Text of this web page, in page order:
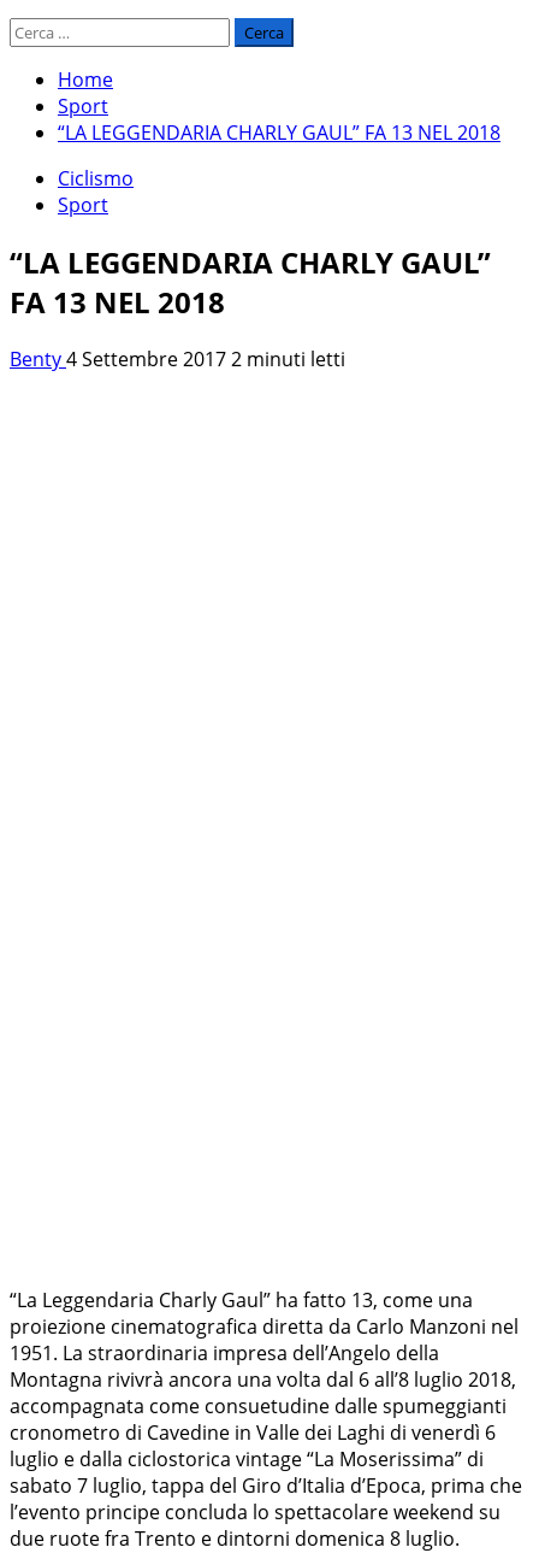
Ricerca
Home
Sport
“LA LEGGENDARIA CHARLY GAUL” FA 13 NEL 2018
Ciclismo
Sport
“LA LEGGENDARIA CHARLY GAUL”
FA 13 NEL 2018
Benty4 Settembre 20172 minuti letti
“La Leggendaria Charly Gaul” ha fatto 13, come una
proiezione cinematografica diretta da Carlo Manzoni nel
1951. La straordinaria impresa dell’Angelo della
Montagna rivivrà ancora una volta dal 6 all’8 luglio 2018,
accompagnata come consuetudine dalle spumeggianti
cronometro di Cavedine in Valle dei Laghi di venerdì 6
luglio e dalla ciclostorica vintage “La Moserissima” di
sabato 7 luglio, tappa del Giro d’Italia d’Epoca, prima che
l’evento principe concluda lo spettacolare weekend su
due ruote fra Trento e dintorni domenica 8 luglio.